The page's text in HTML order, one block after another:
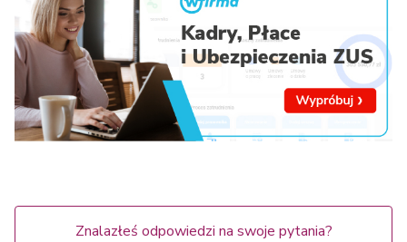
Znalazłeś odpowiedzi na swoje pytania?